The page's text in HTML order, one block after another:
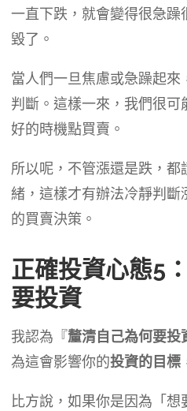
一直下跌，就會變得很急躁
毀了。
當人們一旦焦慮或急躁起
判斷。這樣一來，我們很可
好的時機點買賣。
所以呢，不管漲還是跌，
緒，這樣才有辦法冷靜判斷
的買賣決策。
正確投資心態5
要投資
我認為『釐清自己為何要投
為這會影響你的投資的目標
比方說，如果你是因為「